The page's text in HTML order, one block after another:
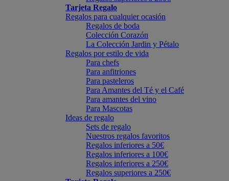
Tarjeta Regalo
Regalos para cualquier ocasión
Regalos de boda
Colección Corazón
La Colección Jardin y Pétalo
Regalos por estilo de vida
Para chefs
Para anfitriones
Para pasteleros
Para Amantes del Té y el Café
Para amantes del vino
Para Mascotas
Ideas de regalo
Sets de regalo
Nuestros regalos favoritos
Regalos inferiores a 50€
Regalos inferiores a 100€
Regalos inferiores a 250€
Regalos superiores a 250€